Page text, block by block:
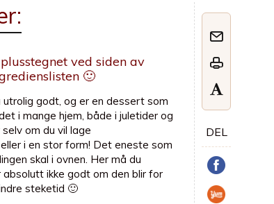
DEL
ved siden av
🙂
godt, og er en dessert som
i mange hjem, både i juletider og
om du vil lage
i en stor form! Det eneste som
skal i ovnen. Her må du
ikke godt om den blir for
steketid 🙂